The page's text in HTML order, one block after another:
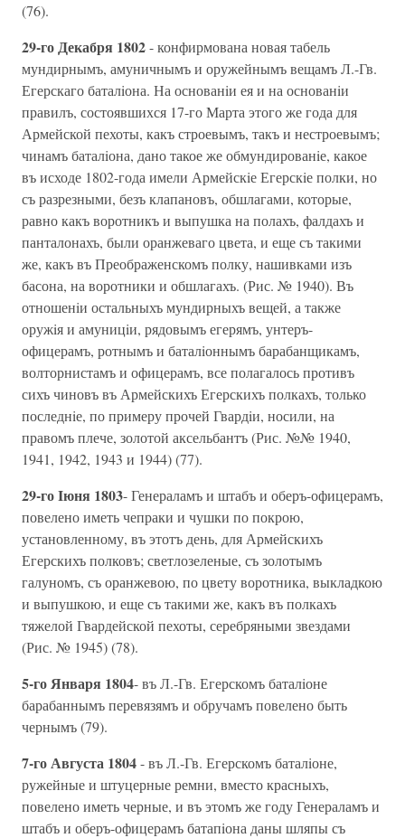
(76).
29-го Декабря 1802- конфирмована новая табель
мундирнымъ, амуничнымъ и оружейнымъ вещамъ Л.-Гв.
Егерскаго баталiона. На основанiи ея и на основанiи
правилъ, состоявшихся 17-го Марта этого же года для
Армейской пехоты, какъ строевымъ, такъ и нестроевымъ;
чинамъ баталiона, дано такое же обмундированiе, какое
въ исходе 1802-года имели Армейскiе Егерскiе полки, но
съ разрезными, безъ клапановъ, обшлагами, которые,
равно какъ воротникъ и выпушка на полахъ, фалдахъ и
панталонахъ, были оранжеваго цвета, и еще съ такими
же, какъ въ Преображенскомъ полку, нашивками изъ
басона, на воротники и обшлагахъ. (Рис. № 1940). Въ
отношенiи остальныхъ мундирныхъ вещей, а также
оружiя и амуницiи, рядовымъ егерямъ, унтеръ-
офицерамъ, ротнымъ и баталiоннымъ барабанщикамъ,
волторнистамъ и офицерамъ, все полагалось противъ
сихъ чиновъ въ Армейскихъ Егерскихъ полкахъ, только
последнiе, по примеру прочей Гвардiи, носили, на
правомъ плече, золотой аксельбантъ (Рис. №№ 1940,
1941, 1942, 1943 и 1944) (77).
29-го Iюня 1803- Генераламъ и штабъ и оберъ-офицерамъ,
повелено иметь чепраки и чушки по покрою,
установленному, въ этотъ день, для Армейскихъ
Егерскихъ полковъ; светлозеленые, съ золотымъ
галуномъ, съ оранжевою, по цвету воротника, выкладкою
и выпушкою, и еще съ такими же, какъ въ полкахъ
тяжелой Гвардейской пехоты, серебряными звездами
(Рис. № 1945) (78).
5-го Января 1804- въ Л.-Гв. Егерскомъ баталiоне
барабаннымъ перевязямъ и обручамъ повелено быть
чернымъ (79).
7-го Августа 1804- въ Л.-Гв. Егерскомъ баталiоне,
ружейные и штуцерные ремни, вместо красныхъ,
повелено иметь черные, и въ этомъ же году Генераламъ и
штабъ и оберъ-офицерамъ батапiона даны шляпы съ